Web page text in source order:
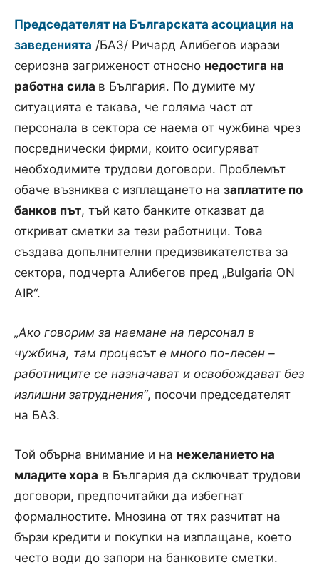
Председателят на Българската асоциация на
заведенията /БАЗ/ Ричард Алибегов изрази
сериозна загриженост относно недостига на
работна сила в България. По думите му
ситуацията е такава, че голяма част от
персонала в сектора се наема от чужбина чрез
посреднически фирми, които осигуряват
необходимите трудови договори. Проблемът
обаче възниква с изплащането на заплатите по
банков път, тъй като банките отказват да
откриват сметки за тези работници. Това
създава допълнителни предизвикателства за
сектора, подчерта Алибегов пред „Bulgaria ON
AIR“.
„Ако говорим за наемане на персонал в
чужбина, там процесът е много по-лесен –
работниците се назначават и освобождават без
излишни затруднения“, посочи председателят
на БАЗ.
Той обърна внимание и на нежеланието на
младите хора в България да сключват трудови
договори, предпочитайки да избегнат
формалностите. Мнозина от тях разчитат на
бързи кредити и покупки на изплащане, което
често води до запори на банковите сметки.